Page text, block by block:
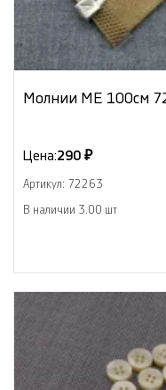
Молнии МЕ 100см
Цена:290 ₽
Артикул: 72263
В наличии 3.00 шт